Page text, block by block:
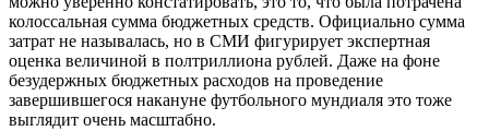
колоссальная сумма бюджетных средств. Официально сумма
затрат не называлась, но в СМИ фигурирует экспертная
оценка величиной в полтриллиона рублей. Даже на фоне
безудержных бюджетных расходов на проведение
завершившегося накануне футбольного мундиаля это тоже
выглядит очень масштабно.